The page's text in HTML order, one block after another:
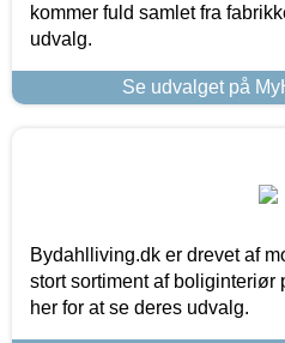
kommer fuld samlet fra
udvalg.
Se udvalget på
Bydahlliving.dk er drevet af
stort sortiment af boliginteriør
her for at se deres udvalg.